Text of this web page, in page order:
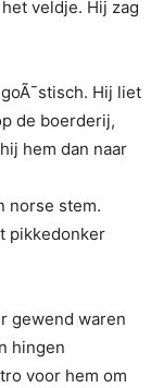
veldje. Hij zag
Hij liet
de boerderij,
hem dan naar
norse stem.
pikkedonker
gewend waren
hingen
voor hem om